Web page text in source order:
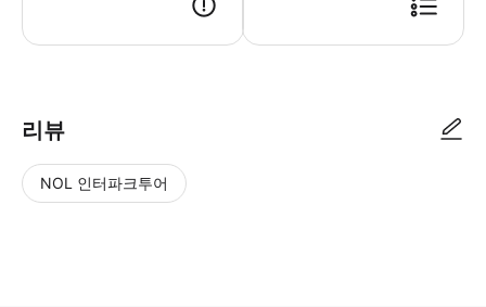
리뷰
NOL 인터파크투어